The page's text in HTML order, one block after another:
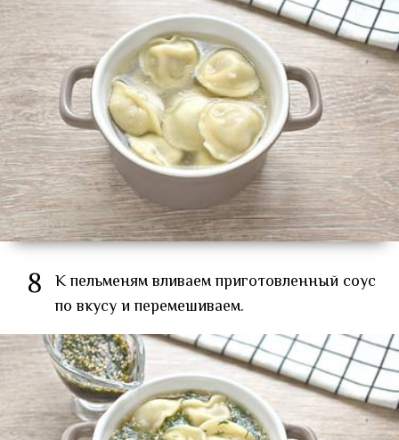
8 К пельменям вливаем приготовленный соус
по вкусу и перемешиваем.